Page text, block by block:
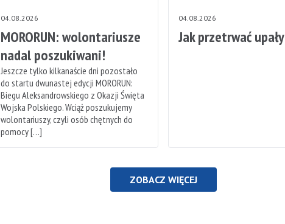
04.08.2026
MORORUN: wolontariusze
nadal poszukiwani!
Jeszcze tylko kilkanaście dni pozostało
do startu dwunastej edycji MORORUN:
Biegu Aleksandrowskiego z Okazji Święta
Wojska Polskiego. Wciąż poszukujemy
wolontariuszy, czyli osób chętnych do
pomocy […]
04.08.2026
Jak przetrwać upały
ZOBACZ WIĘCEJ